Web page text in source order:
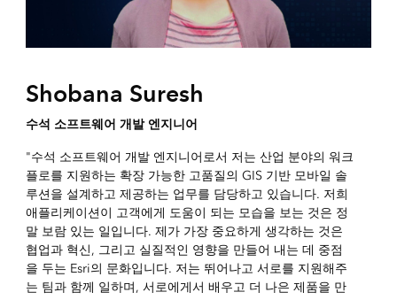
Shobana Suresh
수석 소프트웨어 개발 엔지니어
"수석 소프트웨어 개발 엔지니어로서 저는 산업 분야의 워크
플로를 지원하는 확장 가능한 고품질의 GIS 기반 모바일 솔
루션을 설계하고 제공하는 업무를 담당하고 있습니다. 저희
애플리케이션이 고객에게 도움이 되는 모습을 보는 것은 정
말 보람 있는 일입니다. 제가 가장 중요하게 생각하는 것은
협업과 혁신, 그리고 실질적인 영향을 만들어 내는 데 중점
을 두는 Esri의 문화입니다. 저는 뛰어나고 서로를 지원해주
는 팀과 함께 일하며, 서로에게서 배우고 더 나은 제품을 만